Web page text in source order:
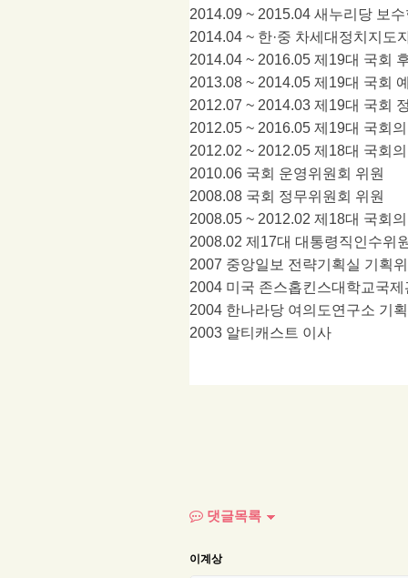
2014.09 ~ 2015.04 새누리당 보
2014.04 ~ 한·중 차세대정치지도
2014.04 ~ 2016.05 제 19대 국회
2013.08 ~ 2014.05 제 19대 국회
2012.07 ~ 2014.03 제 19대 국회
2012.05 ~ 2016.05 제 19대 국회
2012.02 ~ 2012.05 제 18대 국회
2010.06 국회 운영위원회 위원
2008.08 국회 정무위원회 위원
2008.05 ~ 2012.02 제 18대 국회
2008.02 제 17대 대통령직인수위
2007 중앙일보 전략기획실 기획
2004 미국 존스홉킨스대학교국
2004 한나라당 여의도연구소 기
2003 알티캐스트 이사
댓글목록
이계상